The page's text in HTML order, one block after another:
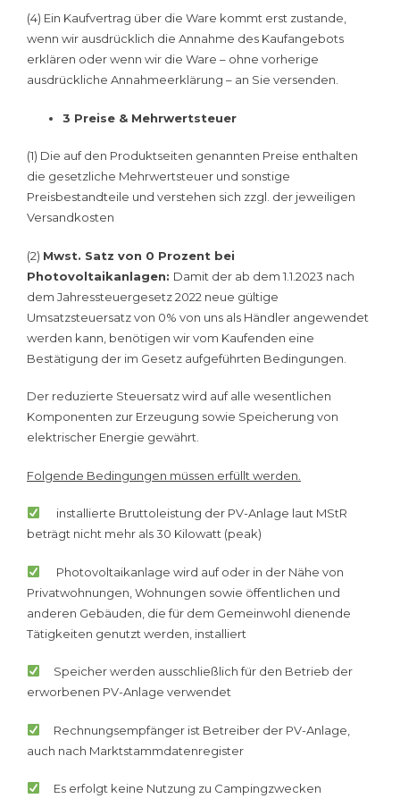
(4) Ein Kaufvertrag über die Ware kommt erst zustande,
wenn wir ausdrücklich die Annahme des Kaufangebots
erklären oder wenn wir die Ware – ohne vorherige
ausdrückliche Annahmeerklärung – an Sie versenden.
3 Preise & Mehrwertsteuer
(1) Die auf den Produktseiten genannten Preise enthalten
die gesetzliche Mehrwertsteuer und sonstige
Preisbestandteile und verstehen sich zzgl. der jeweiligen
Versandkosten
(2) Mwst. Satz von 0 Prozent bei
Photovoltaikanlagen: Damit der ab dem 1.1.2023 nach
dem Jahressteuergesetz 2022 neue gültige
Umsatzsteuersatz von 0% von uns als Händler angewendet
werden kann, benötigen wir vom Kaufenden eine
Bestätigung der im Gesetz aufgeführten Bedingungen.
Der reduzierte Steuersatz wird auf alle wesentlichen
Komponenten zur Erzeugung sowie Speicherung von
elektrischer Energie gewährt.
Folgende Bedingungen müssen erfüllt werden.
installierte Bruttoleistung der PV-Anlage laut MStR
beträgt nicht mehr als 30 Kilowatt (peak)
Photovoltaikanlage wird auf oder in der Nähe von
Privatwohnungen, Wohnungen sowie öffentlichen und
anderen Gebäuden, die für dem Gemeinwohl dienende
Tätigkeiten genutzt werden, installiert
Speicher werden ausschließlich für den Betrieb der
erworbenen PV-Anlage verwendet
Rechnungsempfänger ist Betreiber der PV-Anlage,
auch nach Marktstammdatenregister
Es erfolgt keine Nutzung zu Campingzwecken